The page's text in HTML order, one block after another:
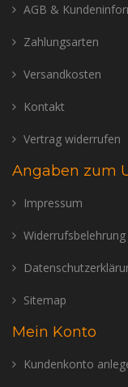
AGB &
Zahlungsarten
Versandkosten
Kontakt
Vertrag widerrufen
Angaben zum
Impressum
Sitemap
Mein Konto
Kundenkonto